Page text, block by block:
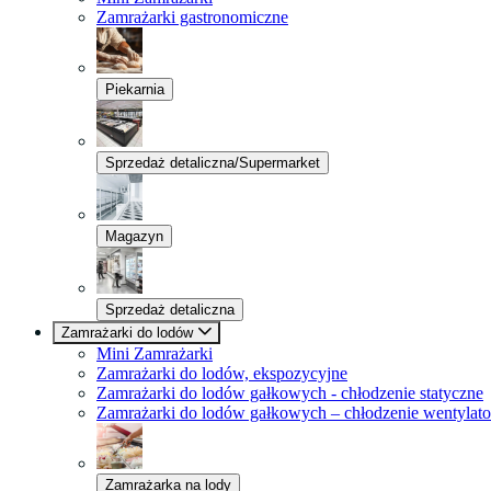
Zamrażarki gastronomiczne
Piekarnia
Sprzedaż detaliczna/Supermarket
Magazyn
Sprzedaż detaliczna
Zamrażarki do lodów
Mini Zamrażarki
Zamrażarki do lodów, ekspozycyjne
Zamrażarki do lodów gałkowych - chłodzenie statyczne
Zamrażarki do lodów gałkowych – chłodzenie
Zamrażarka na lody